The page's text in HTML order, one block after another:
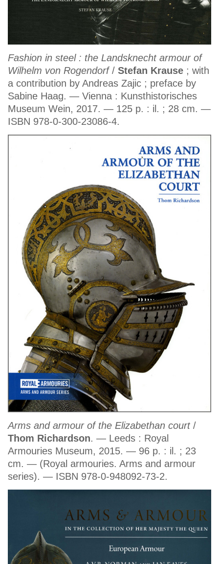
Fashion in steel : the Landsknecht armour of
Wilhelm von Rogendorf/ Stefan Krause ; with
a contribution by Andreas Zajic ; preface by
Sabine Haag. — Vienna : Kunsthistorisches
Museum Wein, 2017. — 125 p. : il. ; 28 cm. —
ISBN 978-0-300-23086-4.
Arms and armour of the Elizabethan court/
Thom Richardson. — Leeds : Royal
Armouries Museum, 2015. — 96 p. : il. ; 23
cm. — (Royal armouries. Arms and armour
series). — ISBN 978-0-948092-73-2.